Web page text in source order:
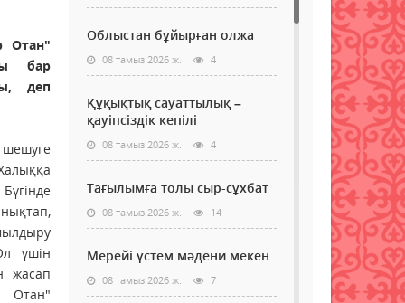
Отан"
бар
деп
үшін
жасап
Отан"
Облыстан бұйырған олжа
08 тамыз 2026 ж. 4
Құқықтық сауаттылық –
қауіпсіздік кепілі
08 тамыз 2026 ж. 4
Тағылымға толы сыр-сұхбат
08 тамыз 2026 ж. 14
Мерейі үстем мәдени мекен
08 тамыз 2026 ж. 7